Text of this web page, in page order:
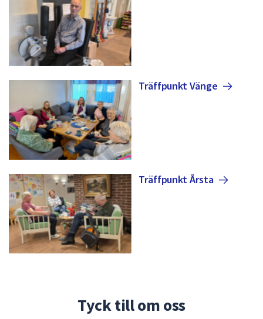
TräffpunktVänge
TräffpunktÅrsta
Tyck till om oss